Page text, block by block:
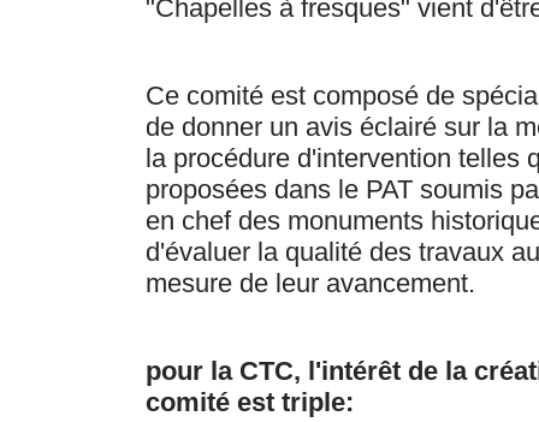
"Chapelles à fresques" vient
Ce comité est composé de
de donner un avis éclairé sur la
la procédure d'intervention telles
proposées dans le PAT soumis
en chef des monuments
d'évaluer la qualité des travaux
mesure de leur avancement.
pour la CTC, l'intérêt de la
comité est triple: